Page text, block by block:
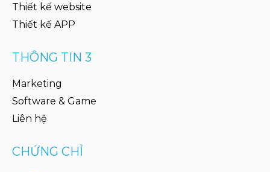
Thiết kế website
Thiết kế APP
THÔNG TIN 3
Marketing
Software & Game
Liên hệ
CHỨNG CHỈ